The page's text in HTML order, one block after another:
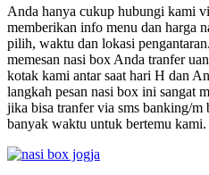
Anda hanya cukup hubungi kami
memberikan info menu dan harga
pilih, waktu dan lokasi
memesan nasi box Anda tranfer
kotak kami antar saat hari H dan
langkah pesan nasi box ini sangat
jika bisa tranfer via sms banking/
banyak waktu untuk bertemu kami.